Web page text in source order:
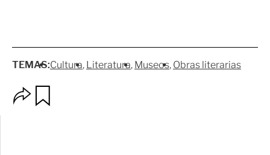
TEMAS:Cultura Literatura Museos Obras literarias